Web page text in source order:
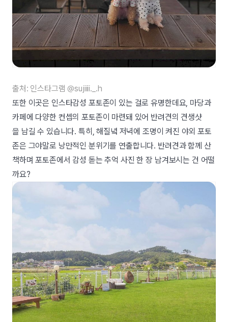
출처: 인스타그램 @sujiiii._.h
또한 이곳은 인스타감성 포토존이 있는 걸로 유명한데요, 마당과
카페에 다양한 컨셉의 포토존이 마련돼 있어 반려견의 견생샷
을 남길 수 있습니다. 특히, 해질녘 저녁에 조명이 켜진 야외 포토
존은 그야말로 낭만적인 분위기를 연출합니다. 반려견과 함께 산
책하며 포토존에서 감성 돋는 추억 사진 한 장 남겨보시는 건 어떨
까요?